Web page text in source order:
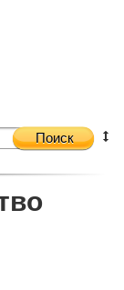
Поиск